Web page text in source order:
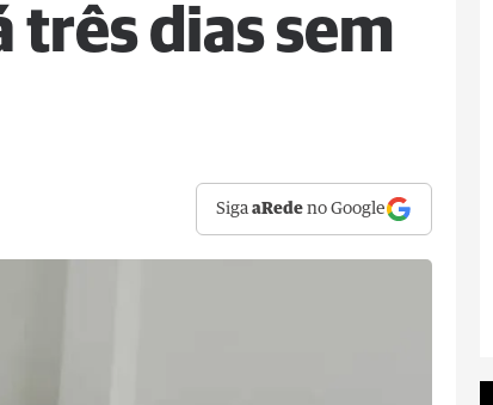
três dias sem
SigaaRede no Google